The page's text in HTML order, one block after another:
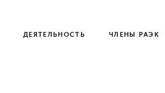
ДЕЯТЕЛЬНОСТЬ ЧЛЕНЫ РАЭК